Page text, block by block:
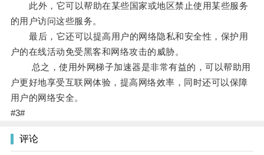
此外，它可以帮助在某些国家或地区禁止使用某些服务
的用户访问这些服务。
最后，它还可以提高用户的网络隐私和安全性，保护用
户的在线活动免受黑客和网络攻击的威胁。
总之，使用外网梯子加速器是非常有益的，可以帮助用
户更好地享受互联网体验，提高网络效率，同时还可以保障
用户的网络安全。
#3#
评论